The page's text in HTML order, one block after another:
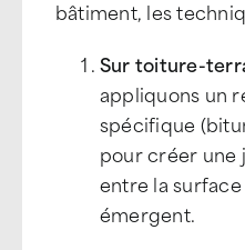
bâtiment, les
Sur toiture-
appliquons un
spécifique
pour créer une
entre la
émergent.